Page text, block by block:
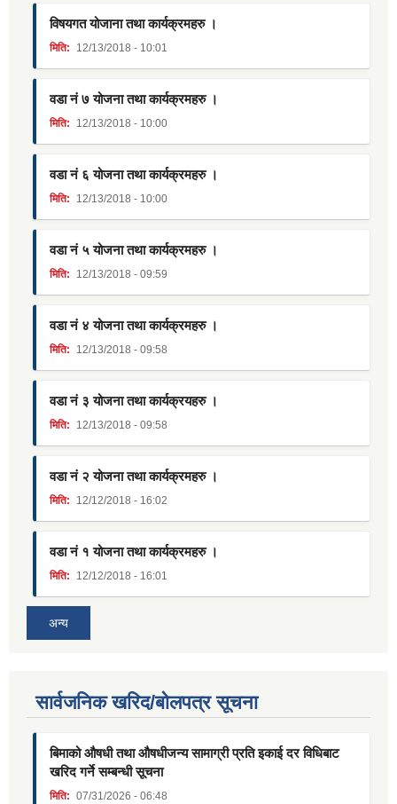
विषयगत योजाना तथा कार्यक्रमहरु ।
मिति: 12/13/2018 - 10:01
वडा नं ७ योजना तथा कार्यक्रमहरु ।
मिति: 12/13/2018 - 10:00
वडा नं ६ योजना तथा कार्यक्रमहरु ।
मिति: 12/13/2018 - 10:00
वडा नं ५ योजना तथा कार्यक्रमहरु ।
मिति: 12/13/2018 - 09:59
वडा नं ४ योजना तथा कार्यक्रमहरु ।
मिति: 12/13/2018 - 09:58
वडा नं ३ योजना तथा कार्यक्रयहरु ।
मिति: 12/13/2018 - 09:58
वडा नं २ योजना तथा कार्यक्रमहरु ।
मिति: 12/12/2018 - 16:02
वडा नं १ योजना तथा कार्यक्रमहरु ।
मिति: 12/12/2018 - 16:01
अन्य
सार्वजनिक खरिद/बोलपत्र सूचना
बिमाको औषधी तथा औषधीजन्य सामाग्री प्रति इकाई दर विधिबाट
खरिद गर्ने सम्बन्धी सूचना
मिति: 07/31/2026 - 06:48